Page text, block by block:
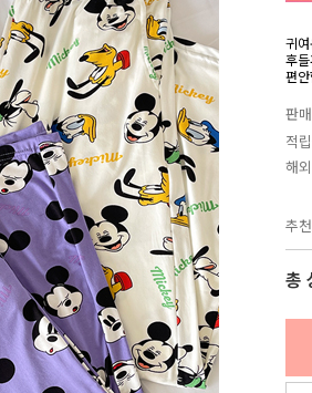
귀
후
편
판
적
해
추
총